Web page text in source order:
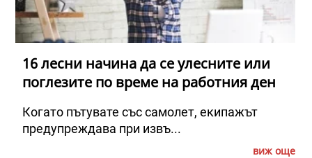
16 лесни начина да се улесните или
поглезите по време на работния ден
Когато пътувате със самолет, екипажът
предупреждава при извъ...
виж още